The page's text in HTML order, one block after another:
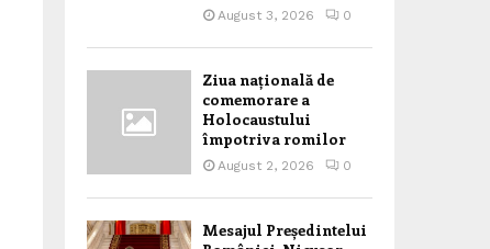
August 3, 2026 0
Ziua națională de
comemorare a
Holocaustului
împotriva romilor
August 2, 2026 0
Mesajul Președintelui